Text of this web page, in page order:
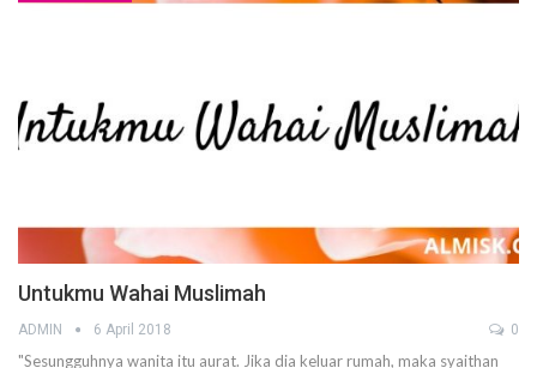
Untukmu Wahai Muslimah
ADMIN 6 April 2018 0
"Sesungguhnya wanita itu aurat. Jika dia keluar rumah, maka syaithan